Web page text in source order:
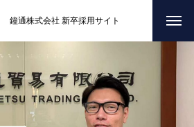
鐘通株式会社 新卒採用サイト
会社を知る